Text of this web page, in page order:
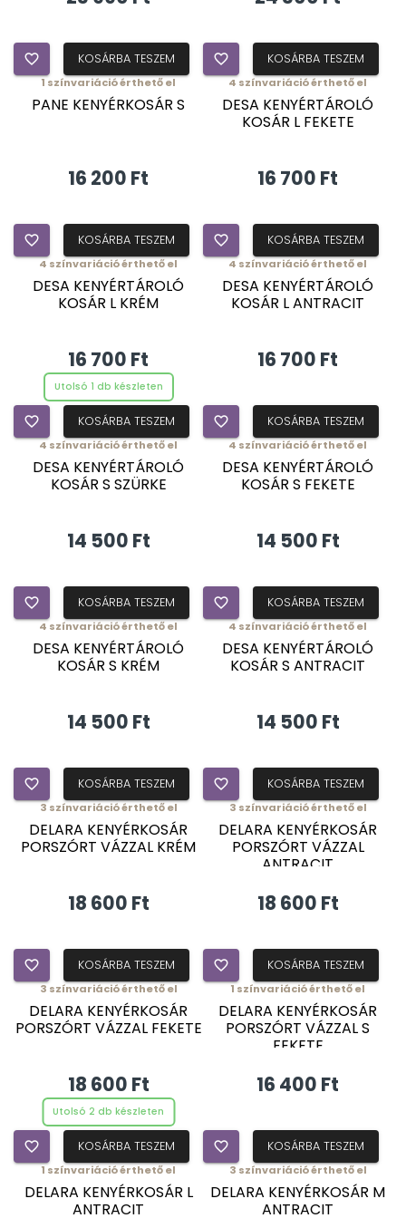
favorite_border KOSÁRBA TESZEM favorite_border KOSÁRBA TESZEM
1 színvariáció érthető el
PANE KENYÉRKOSÁR S
16 200 Ft
favorite_border KOSÁRBA TESZEM
4 színvariáció érthető el
DESA KENYÉRTÁROLÓ
KOSÁR L FEKETE
16 700 Ft
favorite_border KOSÁRBA TESZEM
4 színvariáció érthető el
DESA KENYÉRTÁROLÓ
KOSÁR L KRÉM
16 700 Ft
Utolsó 1 db készleten
favorite_border KOSÁRBA TESZEM
4 színvariáció érthető el
DESA KENYÉRTÁROLÓ
KOSÁR L ANTRACIT
16 700 Ft
favorite_border KOSÁRBA TESZEM
4 színvariáció érthető el
DESA KENYÉRTÁROLÓ
KOSÁR S SZÜRKE
14 500 Ft
favorite_border KOSÁRBA TESZEM
4 színvariáció érthető el
DESA KENYÉRTÁROLÓ
KOSÁR S FEKETE
14 500 Ft
favorite_border KOSÁRBA TESZEM
4 színvariáció érthető el
DESA KENYÉRTÁROLÓ
KOSÁR S KRÉM
14 500 Ft
favorite_border KOSÁRBA TESZEM
4 színvariáció érthető el
DESA KENYÉRTÁROLÓ
KOSÁR S ANTRACIT
14 500 Ft
favorite_border KOSÁRBA TESZEM
3 színvariáció érthető el
DELARA KENYÉRKOSÁR
PORSZÓRT VÁZZAL KRÉM
18 600 Ft
favorite_border KOSÁRBA TESZEM
3 színvariáció érthető el
DELARA KENYÉRKOSÁR
PORSZÓRT VÁZZAL
ANTRACIT
18 600 Ft
favorite_border KOSÁRBA TESZEM
3 színvariáció érthető el
DELARA KENYÉRKOSÁR
PORSZÓRT VÁZZAL FEKETE
18 600 Ft
Utolsó 2 db készleten
favorite_border KOSÁRBA TESZEM
1 színvariáció érthető el
DELARA KENYÉRKOSÁR
PORSZÓRT VÁZZAL S
FEKETE
16 400 Ft
favorite_border KOSÁRBA TESZEM
1 színvariáció érthető el
DELARA KENYÉRKOSÁR L
ANTRACIT
3 színvariáció érthető el
DELARA KENYÉRKOSÁR M
ANTRACIT